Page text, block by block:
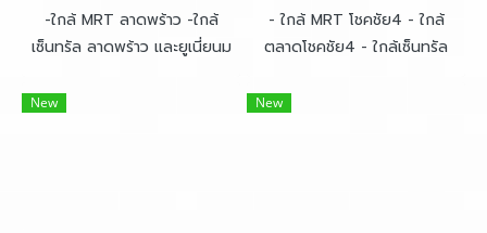
-ใกล้ MRT ลาดพร้าว -ใกล้
เซ็นทรัล ลาดพร้าว และยูเนี่ยนม
- ใกล้ MRT โชคชัย4 - ใกล้
ตลาดโชคชัย4 - ใกล้เซ็นทรัล
New New